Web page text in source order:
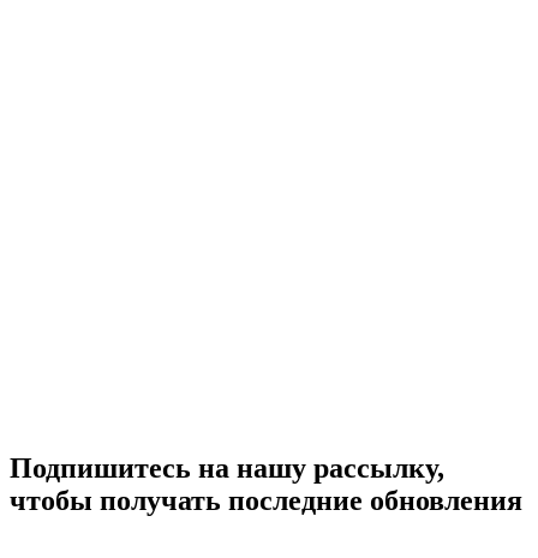
Подпишитесь на нашу рассылку,
чтобы получать последние обновления